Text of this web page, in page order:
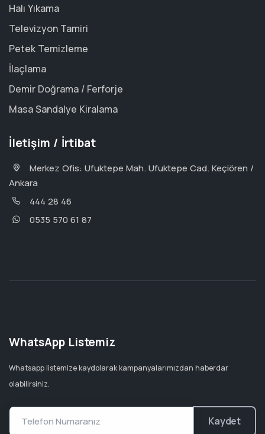
Halı Yıkama
Televizyon Tamiri
Petek Temizleme
İlaçlama
Demir Doğrama / Ferforje
Masa Sandalye Kiralama
İletişim / İrtibat
Merkez Ofis: Ufuktepe Mah. Ufuktepe Cad. Keçiören /
Ankara
444 28 46
0535 570 61 87
WhatsApp Listemiz
Whatsapp listemize kaydolarak kampanyalarımızdan haberdar
olabilirsiniz.
Kaydet